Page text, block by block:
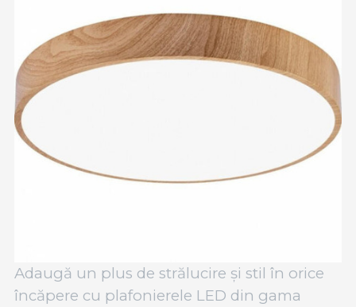
Adaugă un plus de strălucire și stil în orice
încăpere cu plafonierele LED din gama